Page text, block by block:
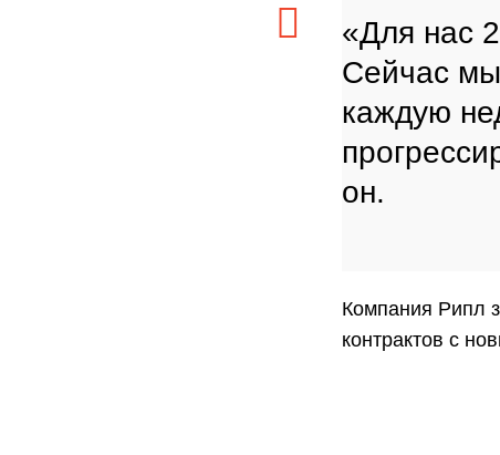
«Для нас
Сейчас мы
каждую
он.
Компания Рипл
контрактов с